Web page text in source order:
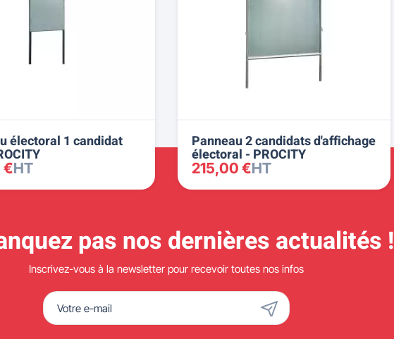
électoral 1 candidat
€HT
Panneau 2 candidats d'affichage
électoral - PROCITY
215,00 €HT
pas nos dernières actualités !
Inscrivez-vous à la newsletter pour recevoir toutes nos infos